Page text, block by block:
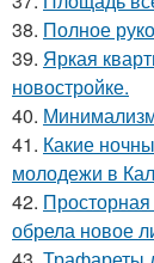
38. Полное
39. Яркая
новостройке.
40.
41. Какие
молодежи в
42.
обрела новое